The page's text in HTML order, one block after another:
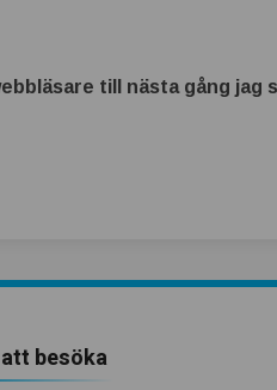
till nästa gång jag
besöka